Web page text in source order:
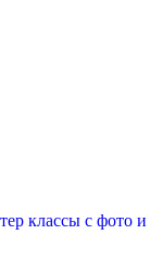
классы с фото и